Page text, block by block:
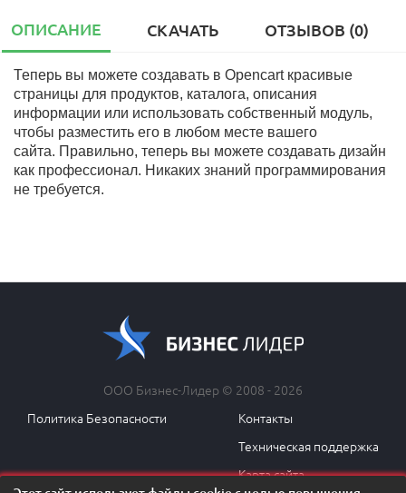
ОПИСАНИЕ СКАЧАТЬ ОТЗЫВОВ (0)
Теперь вы можете создавать в Opencart красивые
страницы для продуктов, каталога, описания
информации или использовать собственный модуль,
чтобы разместить его в любом месте вашего
сайта. Правильно, теперь вы можете создавать дизайн
как профессионал. Никаких знаний программирования
не требуется.
ООО Бизнес-Лидер © 2008 - 2026
Политика Безопасности
Контакты
Техническая поддержка
Карта сайта